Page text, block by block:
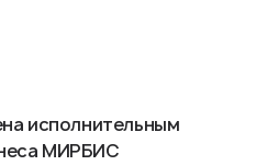
исполнительным
МИРБИС